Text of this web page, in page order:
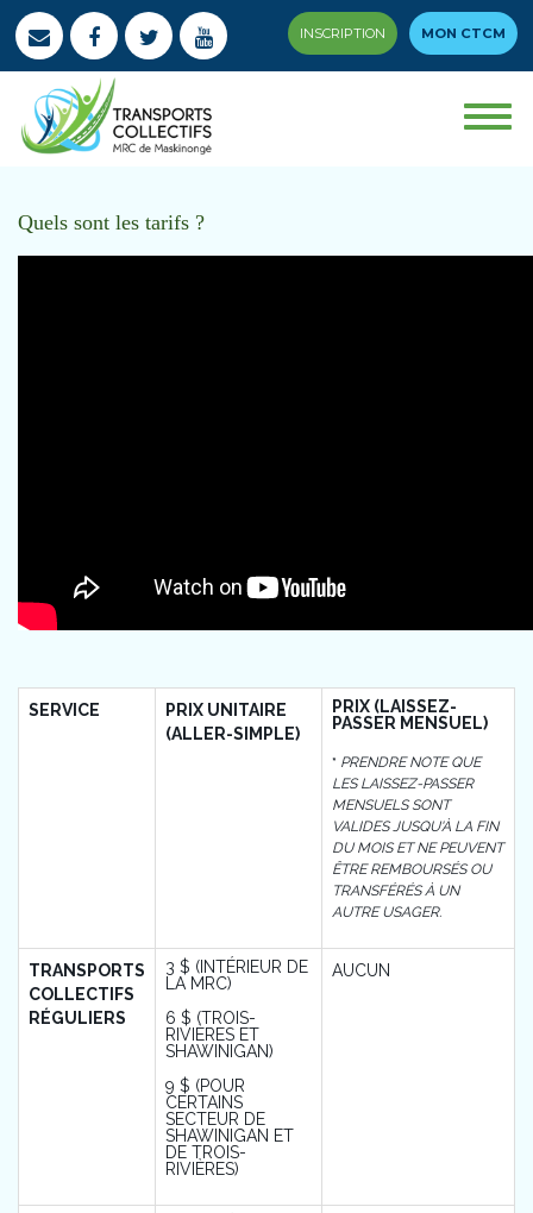
MON CTCM
INSCRIPTION
Quels sont les tarifs ?
SERVICE
PRIX UNITAIRE
(ALLER-SIMPLE)
PRIX (LAISSEZ-
PASSER MENSUEL)
* PRENDRE NOTE QUE
LES LAISSEZ-PASSER
MENSUELS SONT
VALIDES JUSQU'À LA FIN
DU MOIS ET NE PEUVENT
ÊTRE REMBOURSÉS OU
TRANSFÉRÉS À UN
AUTRE USAGER.
TRANSPORTS
COLLECTIFS
RÉGULIERS
3 $ (INTÉRIEUR DE
LA MRC)
6 $ (TROIS-
RIVIÈRES ET
SHAWINIGAN)
9 $ (POUR
CERTAINS
SECTEUR DE
SHAWINIGAN ET
DE TROIS-
RIVIÈRES)
AUCUN